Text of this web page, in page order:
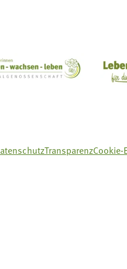
Sozialgenossenschaft
TransparenzCookie-